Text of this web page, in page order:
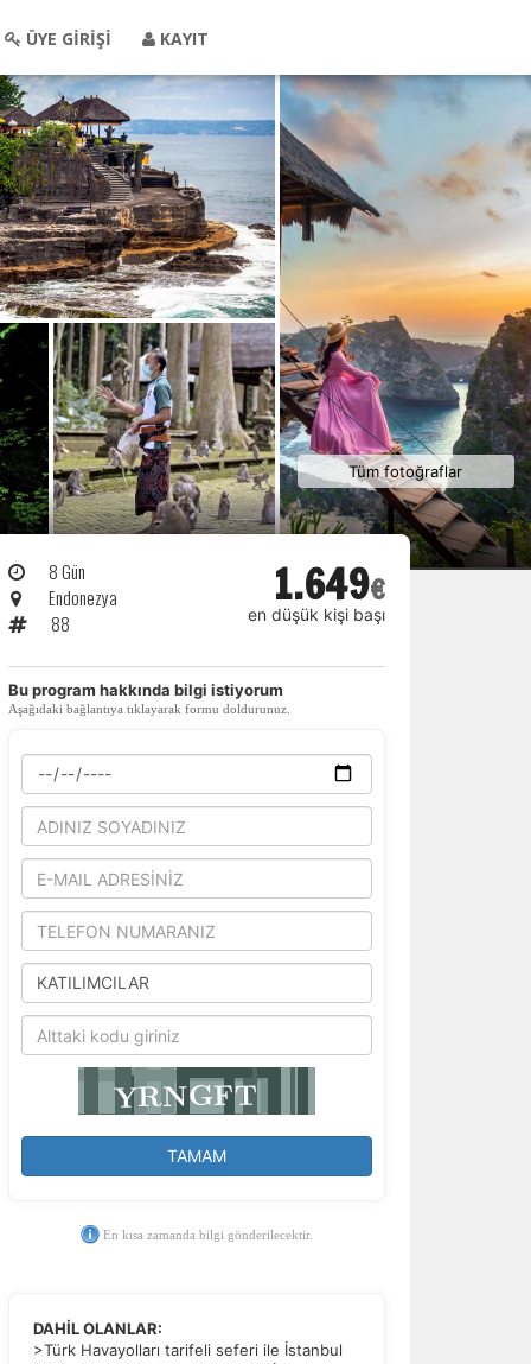
ÜYE GİRİŞİ KAYIT
Tüm fotoğraflar
8 Gün
Endonezya
88
1.649€
en düşük kişi başı
​Bu program hakkında bilgi istiyorum
Aşağıdaki bağlantıya tıklayarak formu doldurunuz.
TAMAM
En kısa zamanda bilgi gönderilecektir.
DAHİL OLANLAR:
>Türk Havayolları tarifeli seferi ile İstanbul